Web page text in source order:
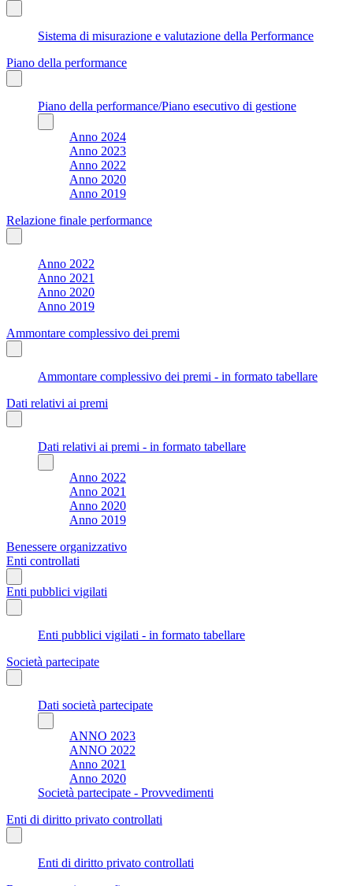
Sistema di misurazione e valutazione della Performance
Piano della performance
Piano della performance/Piano esecutivo di gestione
Anno 2024
Anno 2023
Anno 2022
Anno 2020
Anno 2019
Relazione finale performance
Anno 2022
Anno 2021
Anno 2020
Anno 2019
Ammontare complessivo dei premi
Ammontare complessivo dei premi - in formato tabellare
Dati relativi ai premi
Dati relativi ai premi - in formato tabellare
Anno 2022
Anno 2021
Anno 2020
Anno 2019
Benessere organizzativo
Enti controllati
Enti pubblici vigilati
Enti pubblici vigilati - in formato tabellare
Società partecipate
Dati società partecipate
ANNO 2023
ANNO 2022
Anno 2021
Anno 2020
Società partecipate - Provvedimenti
Enti di diritto privato controllati
Enti di diritto privato controllati